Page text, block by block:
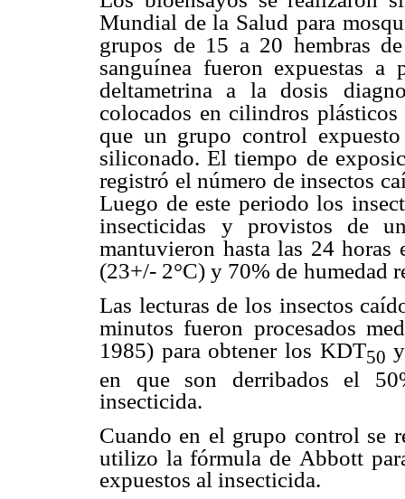
Mundial de la Salud para
grupos de 15 a 20 hembras
sanguínea fueron expuestas a
deltametrina a la dosis
colocados en cilindros
que un grupo control expuesto
siliconado. El tiempo de
registró el número de insectos
Luego de este periodo los
insecticidas
y provistos de
mantuvieron hasta las 24 horas
(23+/- 2°C) y 70% de humedad
Las lecturas de los insectos
minutos fueron procesados
1985) para obtener los KDT50
en que son derribados el
insecticida.
Cuando en el grupo control se
utilizo la fórmula de Abbott
expuestos al insecticida.